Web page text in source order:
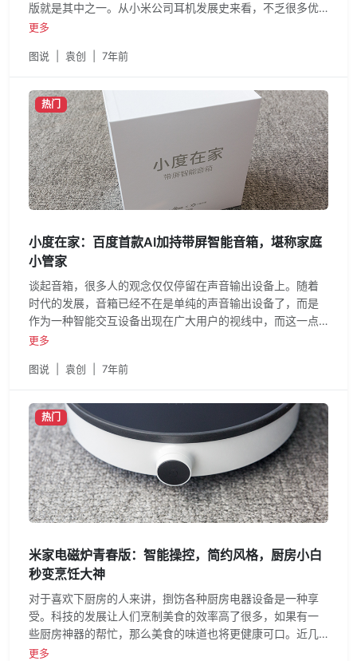
版就是其中之一。从小米公司耳机发展史来看，不乏很多优
良作品
更多
图说 袁创 7年前
热门
小度在家：百度首款AI加持带屏智能音箱，堪称家庭
小管家
谈起音箱，很多人的观念仅仅停留在声音输出设备上。随着
时代的发展，音箱已经不在是单纯的声音输出设备了，而是
作为一种智能交互设备出现在广大用户的视线中，而这一点
在小度在家身
更多
图说 袁创 7年前
热门
米家电磁炉青春版：智能操控，简约风格，厨房小白
秒变烹饪大神
对于喜欢下厨房的人来讲，捯饬各种厨房电器设备是一种享
受。科技的发展让人们烹制美食的效率高了很多，如果有一
些厨房神器的帮忙，那么美食的味道也将更健康可口。近几
年频频出现
更多